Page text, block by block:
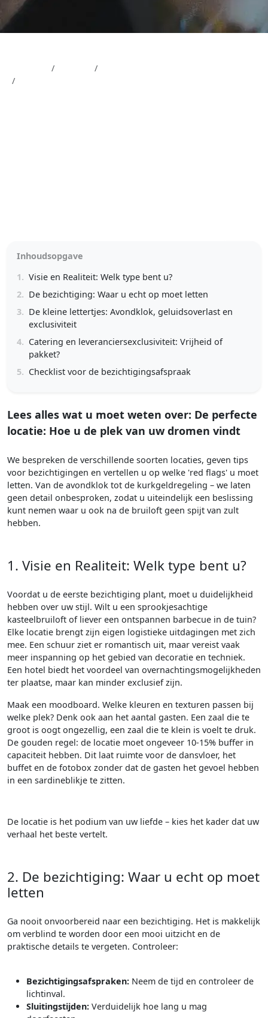
Inhoudsopgave
1. Visie en Realiteit: Welk type bent u?
2. De bezichtiging: Waar u echt op moet letten
3. De kleine lettertjes: Avondklok, geluidsoverlast en
exclusiviteit
4. Catering en leveranciersexclusiviteit: Vrijheid of
pakket?
5. Checklist voor de bezichtigingsafspraak
Lees alles wat u moet weten over: De perfecte
locatie: Hoe u de plek van uw dromen vindt
We bespreken de verschillende soorten locaties, geven tips
voor bezichtigingen en vertellen u op welke 'red flags' u moet
letten. Van de avondklok tot de kurkgeldregeling – we laten
geen detail onbesproken, zodat u uiteindelijk een beslissing
kunt nemen waar u ook na de bruiloft geen spijt van zult
hebben.
1. Visie en Realiteit: Welk type bent u?
Voordat u de eerste bezichtiging plant, moet u duidelijkheid
hebben over uw stijl. Wilt u een sprookjesachtige
kasteelbruiloft of liever een ontspannen barbecue in de tuin?
Elke locatie brengt zijn eigen logistieke uitdagingen met zich
mee. Een schuur ziet er romantisch uit, maar vereist vaak
meer inspanning op het gebied van decoratie en techniek.
Een hotel biedt het voordeel van overnachtingsmogelijkheden
ter plaatse, maar kan minder exclusief zijn.
Maak een moodboard. Welke kleuren en texturen passen bij
welke plek? Denk ook aan het aantal gasten. Een zaal die te
groot is oogt ongezellig, een zaal die te klein is voelt te druk.
De gouden regel: de locatie moet ongeveer 10-15% buffer in
capaciteit hebben. Dit laat ruimte voor de dansvloer, het
buffet en de fotobox zonder dat de gasten het gevoel hebben
in een sardineblikje te zitten.
De locatie is het podium van uw liefde – kies het kader dat uw
verhaal het beste vertelt.
2. De bezichtiging: Waar u echt op moet
letten
Ga nooit onvoorbereid naar een bezichtiging. Het is makkelijk
om verblind te worden door een mooi uitzicht en de
praktische details te vergeten. Controleer:
Bezichtigingsafspraken: Neem de tijd en controleer de
lichtinval.
Sluitingstijden: Verduidelijk hoe lang u mag